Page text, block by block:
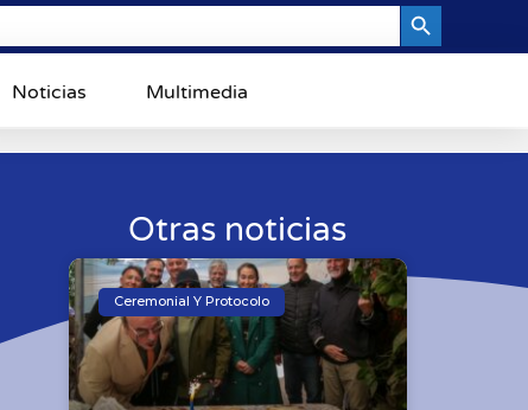
Noticias Multimedia
Otras noticias
Ceremonial Y Protocolo